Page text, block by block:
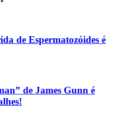
de Espermatozóides é
de James Gunn é